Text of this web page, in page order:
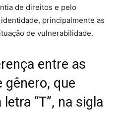
de direitos e pelo
principalmente as
de vulnerabilidade.
entre as
gênero, que
“T”, na sigla